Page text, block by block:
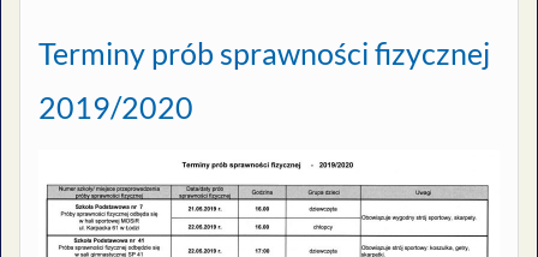
Terminy prób sprawności fizycznej
2019/2020